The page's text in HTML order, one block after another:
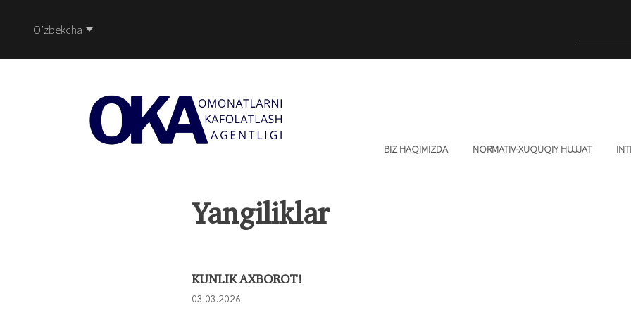
O’zbekcha
BIZ HAQIMIZDA NORMATIV-XUQUQIY HUJJAT
Yangiliklar
KUNLIK AXBOROT!
03.03.2026